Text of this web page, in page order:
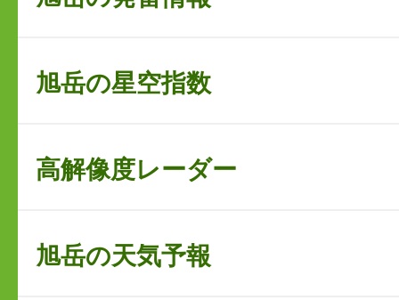
旭岳の星空指数
高解像度レーダー
旭岳の天気予報